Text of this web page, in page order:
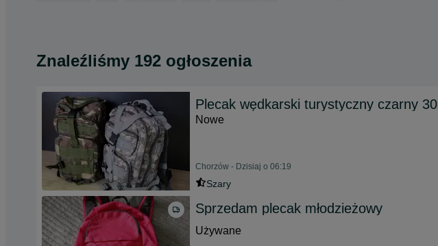
Znaleźliśmy 192 ogłoszenia
Plecak wędkarski turystyczny czarny 30l
Nowe
Chorzów - Dzisiaj o 06:19
Szary
Sprzedam plecak młodzieżowy
Używane